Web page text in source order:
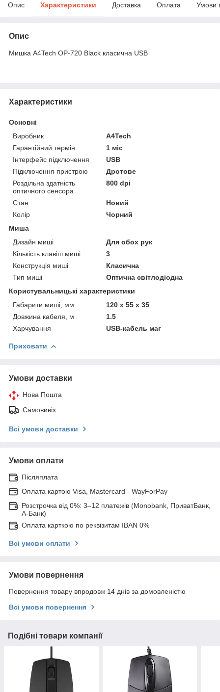
Опис Характеристики Доставка Оплата Умови
Опис
Мишка A4Tech OP-720 Black класична USB
Характеристики
Основні
Виробник
A4Tech
Гарантійний термін
1 міс
Інтерфейс підключення
USB
Підключення пристрою
Дротове
Роздільна здатність
оптичного сенсора
800 dpi
Стан
Новий
Колір
Чорний
Миша
Дизайн миші
Для обох рук
Кількість клавіш миші
3
Конструкція миші
Класична
Тип миші
Оптична світлодіодна
Користувальницькі характеристики
Габарити миші, мм
120 x 55 x 35
Довжина кабеля, м
1.5
Харчування
USB-кабель маг
Приховати
Умови доставки
Нова Пошта
Самовивіз
Всі умови доставки
Умови оплати
Післяплата
Оплата картою Visa, Mastercard - WayForPay
Розстрочка від 0%: 3–12 платежів (Monobank, ПриватБанк,
А-Банк)
Оплата карткою по реквізитам IBAN 0%
Всі умови оплати
Умови повернення
Повернення товару впродовж 14 днів за домовленістю
Всі умови повернення
Подібні товари компанії